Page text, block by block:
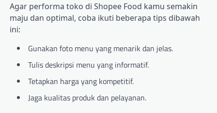
Agar performa toko di Shopee Food kamu semakin
maju dan optimal, coba ikuti beberapa tips dibawah
ini:
Gunakan foto menu yang menarik dan jelas.
Tulis deskripsi menu yang informatif.
Tetapkan harga yang kompetitif.
Jaga kualitas produk dan pelayanan.